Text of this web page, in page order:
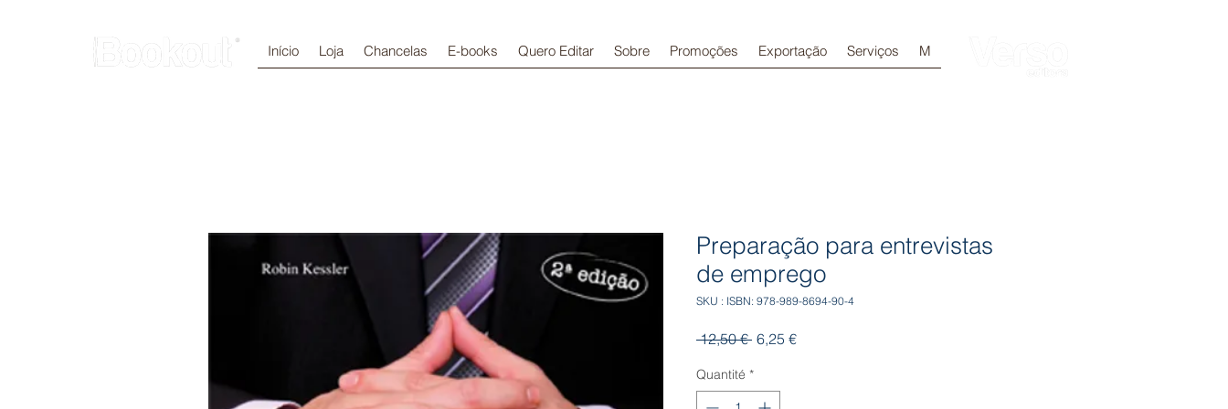
Início Loja Chancelas E-books Quero Editar Sobre Promoções Exportação Serviços M
Preparação para entrevistas
de emprego
SKU : ISBN: 978-989-8694-90-4
12,50 € Prix
6,25 €Prix
Quantité *